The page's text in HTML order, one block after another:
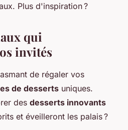
Plus d'inspiration ?
qui
invités
de régaler vos
de desserts uniques.
des desserts innovants
et éveilleront les palais ?